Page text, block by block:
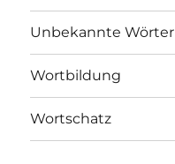
Unbekannte Wörter
Wortbildung
Wortschatz